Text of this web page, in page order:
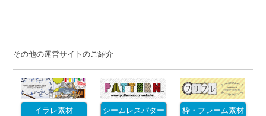
その他の運営サイトのご紹介
イラレ素材
シームレスパター
枠・フレーム素材